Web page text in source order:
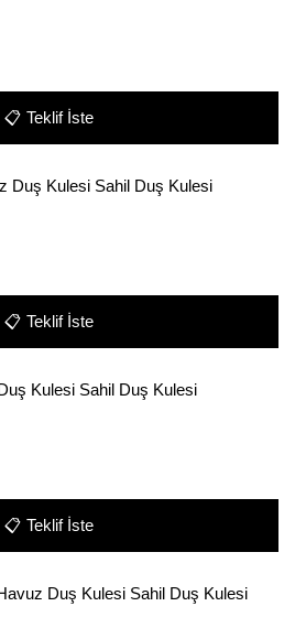
📋 Teklif İste
Duş Kulesi Sahil Duş Kulesi
📋 Teklif İste
Kulesi Sahil Duş Kulesi
📋 Teklif İste
Duş Kulesi Sahil Duş Kulesi